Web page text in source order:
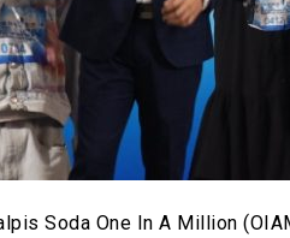
Soda One In A Million